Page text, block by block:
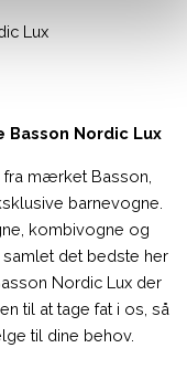
Lux
Nordic Lux
mærket Basson,
barnevogne.
kombivogne og
det bedste her
Nordic Lux der
til at tage fat i os, så
til dine behov.